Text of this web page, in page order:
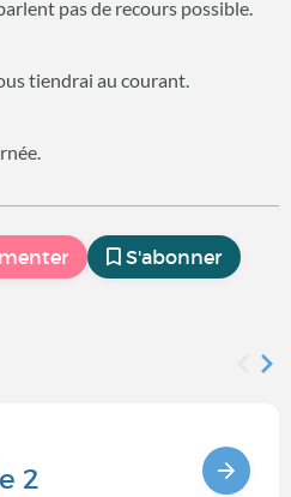
pas de recours possible.
tiendrai au courant.
S'abonner
2